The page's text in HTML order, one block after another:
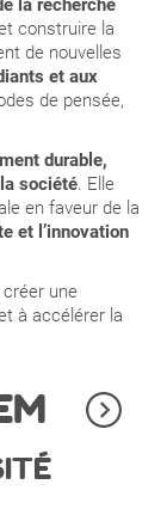
la recherche
construire la
de nouvelles
et aux
de pensée,
durable,
société. Elle
en faveur de la
et l’innovation
une
à accélérer la